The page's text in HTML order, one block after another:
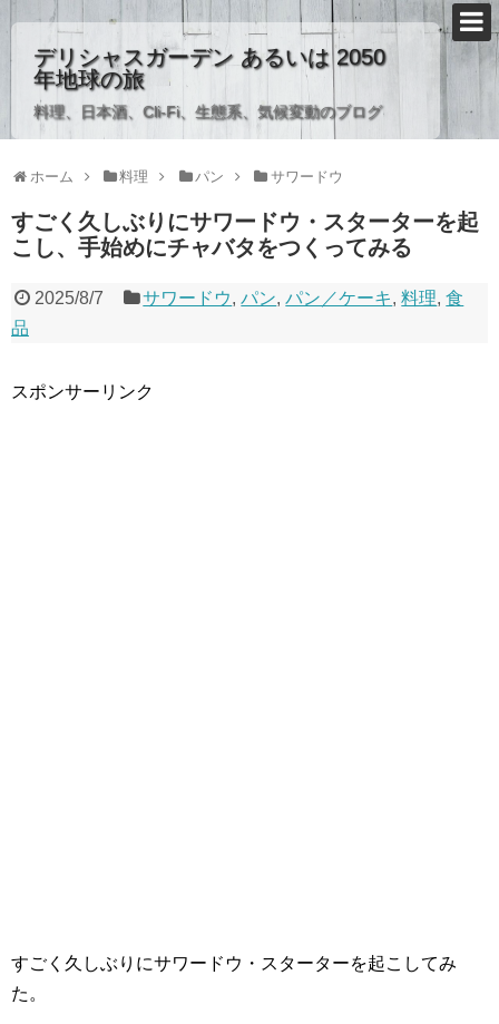
デリシャスガーデン あるいは 2050
年地球の旅
料理、日本酒、Cli-Fi、生態系、気候変動のブログ
ホーム 料理 パン サワードウ
すごく久しぶりにサワードウ・スターターを起
こし、手始めにチャバタをつくってみる
2025/8/7 サワードウ,パン,パン／ケーキ,料理,食
品
スポンサーリンク
すごく久しぶりにサワードウ・スターターを起こしてみ
た。